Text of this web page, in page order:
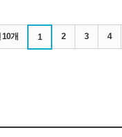
10개 1 2 3 4